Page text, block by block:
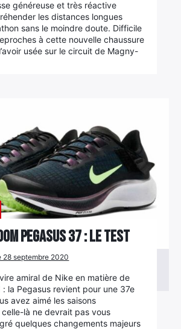
généreuse et très réactive
les distances longues
sans le moindre doute. Difficile
à cette nouvelle chaussure
usée sur le circuit de Magny-
Pegasus 37 : le test
28 septembre 2020
amiral de Nike en matière de
la Pegasus revient pour une 37e
avez aimé les saisons
là ne devrait pas vous
quelques changements majeurs